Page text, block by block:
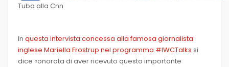
Tuba alla Cnn
In questa intervista concessa alla famosa giornalista
inglese Mariella Frostrup nel programma #IWCTalks si
dice «onorata di aver ricevuto questo importante